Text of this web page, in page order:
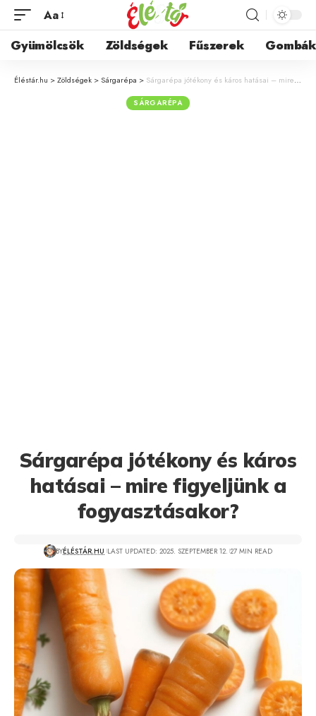
Aa
Gyümölcsök Zöldségek Fűszerek Gombák
Éléstár.hu >Zöldségek > Sárgarépa > Sárgarépa jótékony és káros hatásai – mire figyeljünk a fogyasztásakor?
SÁRGARÉPA
Sárgarépa jótékony és káros
hatásai – mire figyeljünk a
fogyasztásakor?
BYÉLÉSTÁR.HU LAST UPDATED: 2025. SZEPTEMBER 12. 27 MIN READ